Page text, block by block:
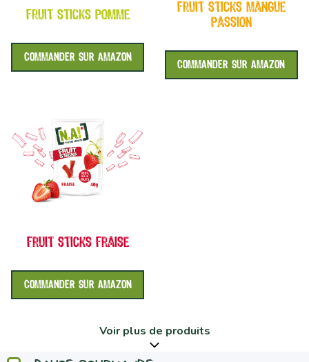
fruit sticks pomme
COMMANDER SUR AMAZON
fruit sticks mangue
passion
COMMANDER SUR AMAZON
fruit sticks fraise
COMMANDER SUR AMAZON
Voir plus de produits